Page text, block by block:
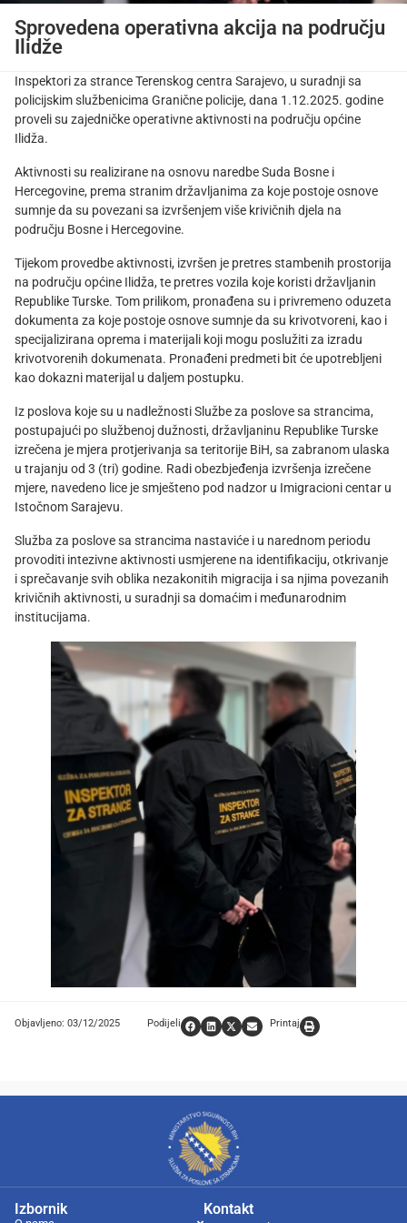
Sprovedena operativna akcija na području
Ilidže
Inspektori za strance Terenskog centra Sarajevo, u suradnji sa
policijskim službenicima Granične policije, dana 1.12.2025. godine
proveli su zajedničke operativne aktivnosti na području općine
Ilidža.
Aktivnosti su realizirane na osnovu naredbe Suda Bosne i
Hercegovine, prema stranim državljanima za koje postoje osnove
sumnje da su povezani sa izvršenjem više krivičnih djela na
području Bosne i Hercegovine.
Tijekom provedbe aktivnosti, izvršen je pretres stambenih prostorija
na području općine Ilidža, te pretres vozila koje koristi državljanin
Republike Turske. Tom prilikom, pronađena su i privremeno oduzeta
dokumenta za koje postoje osnove sumnje da su krivotvoreni, kao i
specijalizirana oprema i materijali koji mogu poslužiti za izradu
krivotvorenih dokumenata. Pronađeni predmeti bit će upotrebljeni
kao dokazni materijal u daljem postupku.
Iz poslova koje su u nadležnosti Službe za poslove sa strancima,
postupajući po službenoj dužnosti, državljaninu Republike Turske
izrečena je mjera protjerivanja sa teritorije BiH, sa zabranom ulaska
u trajanju od 3 (tri) godine. Radi obezbjeđenja izvršenja izrečene
mjere, navedeno lice je smješteno pod nadzor u Imigracioni centar u
Istočnom Sarajevu.
Služba za poslove sa strancima nastaviće i u narednom periodu
provoditi intezivne aktivnosti usmjerene na identifikaciju, otkrivanje
i sprečavanje svih oblika nezakonitih migracija i sa njima povezanih
krivičnih aktivnosti, u suradnji sa domaćim i međunarodnim
institucijama.
Objavljeno: 03/12/2025 Podijeli Printaj
Kontakt
Izbornik